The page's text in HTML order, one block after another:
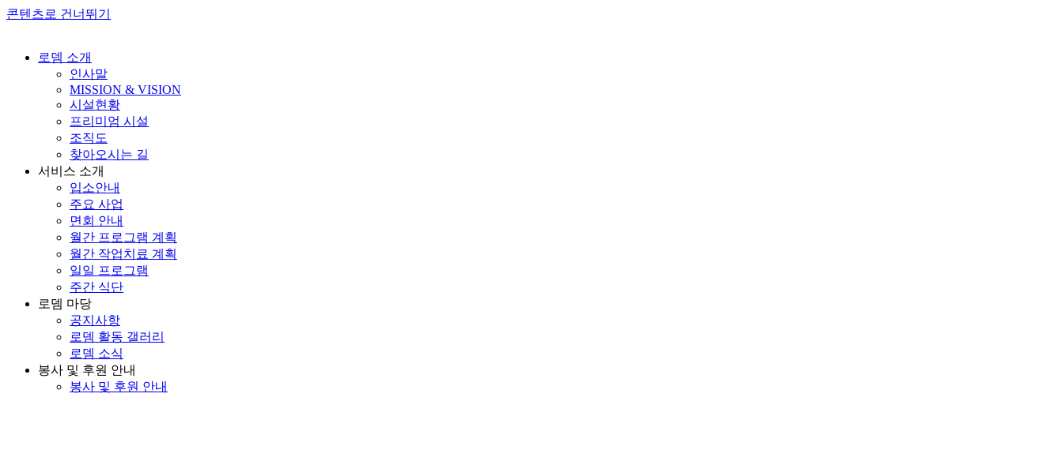
콘텐츠로 건너뛰기
로뎀 소개
인사말
MISSION & VISION
시설현황
프리미엄 시설
조직도
찾아오시는 길
서비스 소개
입소안내
주요 사업
면회 안내
월간 프로그램 계획
월간 작업치료 계획
일일 프로그램
주간 식단
로뎀 마당
공지사항
로뎀 활동 갤러리
로뎀 소식
봉사 및 후원 안내
봉사 및 후원 안내